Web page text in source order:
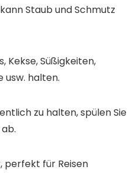
Staub und Schmutz
Kekse, Süßigkeiten,
usw. halten.
zu halten, spülen Sie
perfekt für Reisen